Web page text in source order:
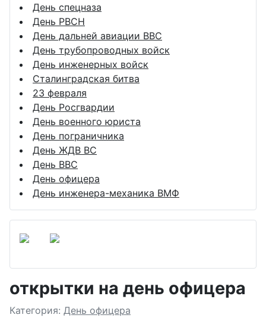
День спецназа
День РВСН
День дальней авиации ВВС
День трубопроводных войск
День инженерных войск
Сталинградская битва
23 февраля
День Росгвардии
День военного юриста
День пограничника
День ЖДВ ВС
День ВВС
День офицера
День инженера-механика ВМФ
открытки на день офицера
Подробности
Категория: День офицера